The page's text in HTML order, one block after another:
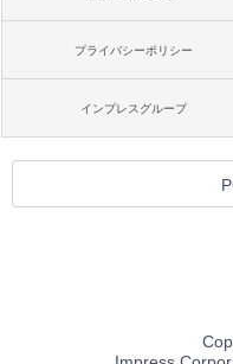
プライバシーポリシー
インプレスグループ